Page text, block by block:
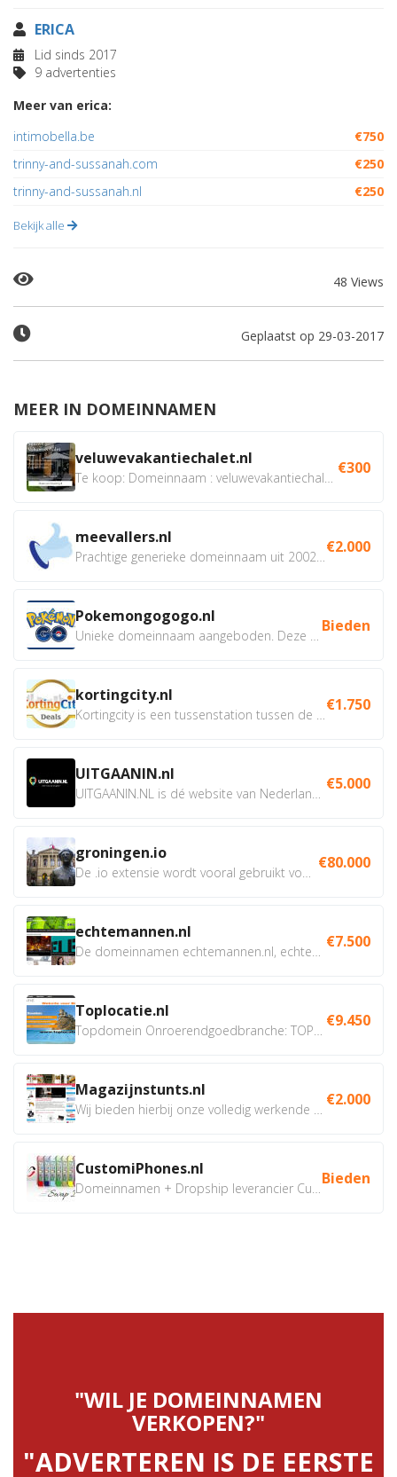
ERICA
Lid sinds 2017
9 advertenties
Meer van erica:
intimobella.be
€750
trinny-and-sussanah.com
€250
trinny-and-sussanah.nl
€250
Bekijk alle
48 Views
Geplaatst op 29-03-2017
MEER IN DOMEINNAMEN
veluwevakantiechalet.nl €300
meevallers.nl €2.000
Pokemongogogo.nl Bieden
kortingcity.nl €1.750
UITGAANIN.nl €5.000
groningen.io €80.000
echtemannen.nl €7.500
Toplocatie.nl €9.450
Magazijnstunts.nl €2.000
CustomiPhones.nl Bieden
"WIL JE DOMEINNAMEN
VERKOPEN?"
"ADVERTEREN IS DE EERSTE